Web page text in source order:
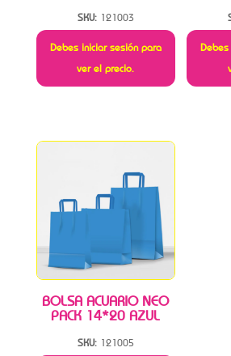
SKU: 121003
Debes iniciar sesión para
ver el precio.
BOLSA ACUARIO NEO
PACK 14*20 AZUL
SKU: 121005